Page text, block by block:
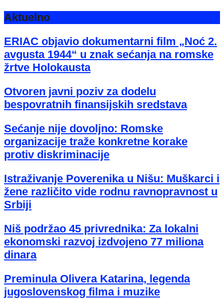
Aktuelno
ERIAC objavio dokumentarni film „Noć 2.
avgusta 1944“ u znak sećanja na romske
žrtve Holokausta
Otvoren javni poziv za dodelu
bespovratnih finansijskih sredstava
Sećanje nije dovoljno: Romske
organizacije traže konkretne korake
protiv diskriminacije
Istraživanje Poverenika u Nišu: Muškarci i
žene različito vide rodnu ravnopravnost u
Srbiji
Niš podržao 45 privrednika: Za lokalni
ekonomski razvoj izdvojeno 77 miliona
dinara
Preminula Olivera Katarina, legenda
jugoslovenskog filma i muzike